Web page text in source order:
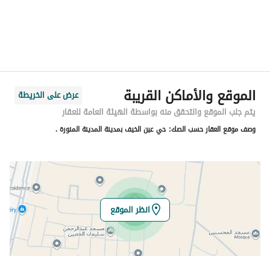
رقم المبنى
5465
الرقم الاضافي
3659
خط العرض
24.43748619585627
39.69110869190925
تفاصيل العقار
الموقع والأماكن القريبة
عرض على الخريطة
يتم جلب الموقع والتحقق منه بواسطة الهيئة العامة للعقار
وصف موقع العقار حسب الصك: حي عين الخيف بمدينة المدينة المنورة .
انظر الموقع